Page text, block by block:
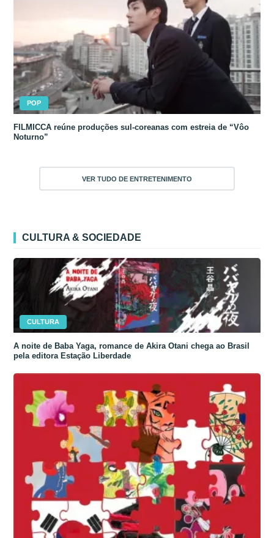
POP
FILMICCA reúne produções sul-coreanas com estreia de “Vôo
Noturno”
VER TUDO DE ENTRETENIMENTO
CULTURA & SOCIEDADE
CULTURA
A noite de Baba Yaga, romance de Akira Otani chega ao Brasil
pela editora Estação Liberdade